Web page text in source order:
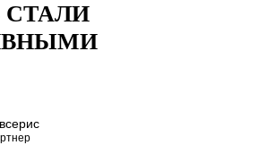
СТАЛИ